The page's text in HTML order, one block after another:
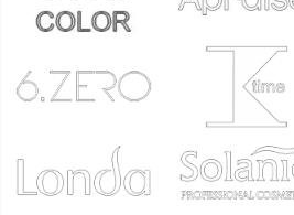
A barber márka nemcsak az
arra is, hogy milyen környezetben
munkákat. Prémium minőségű
műbőr kárpittal, forgásgátlóval,
dönthető háttámlával, kihúzható
lábtartóval kerülnek forgalomba.
kialakítása szándékosan